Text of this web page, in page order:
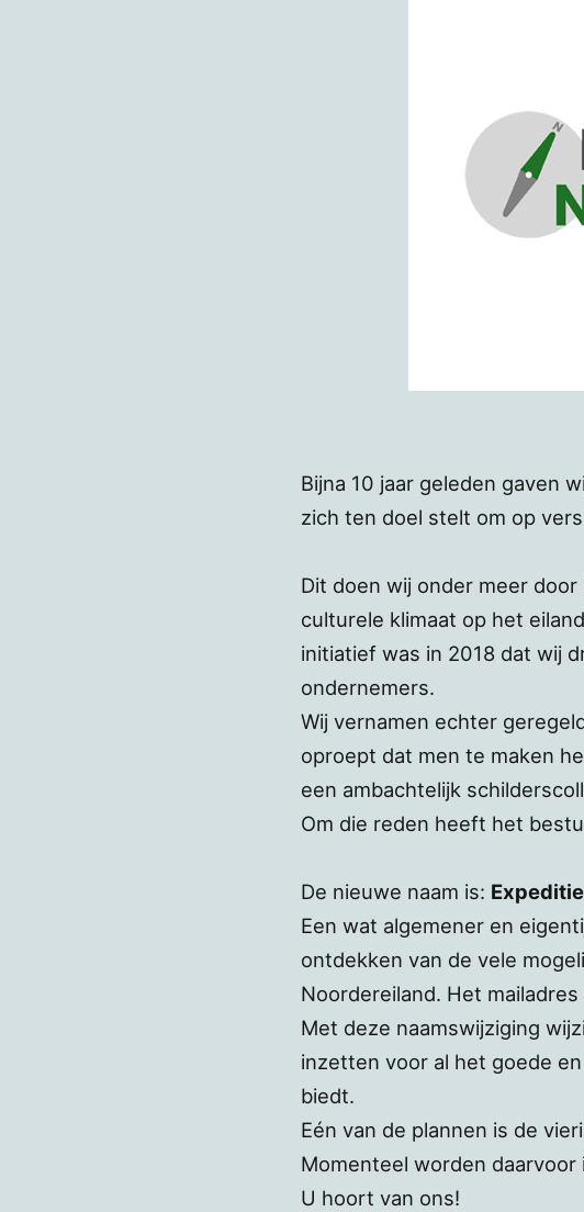
Bijna 10 jaar geleden gaven
zich ten doel stelt om op
Dit doen wij onder meer
culturele klimaat op het
initiatief was in 2018 dat wij
ondernemers.
Wij vernamen echter
oproept dat men te maken
een ambachtelijk
Om die reden heeft het
De nieuwe naam is:
Een wat algemener en
ontdekken van de vele
Noordereiland. Het
Met deze naamswijziging
inzetten voor al het goede
biedt.
Eén van de plannen is de
Momenteel worden
U hoort van ons!